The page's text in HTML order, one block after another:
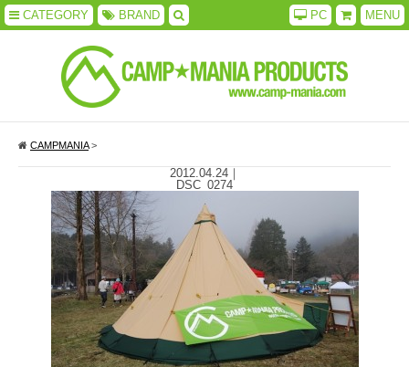
CATEGORY BRAND MENU
PC
CAMPMANIA>
2012.04.24｜
DSC_0274